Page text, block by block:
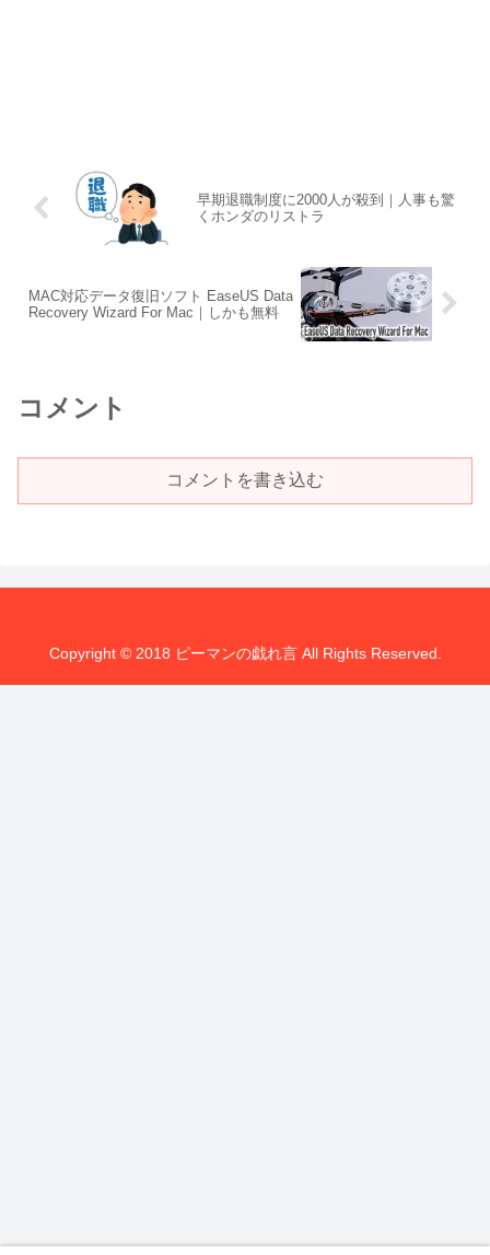
早期退職制度に2000人が殺到｜人事も驚
くホンダのリストラ
MAC対応データ復旧ソフト EaseUS Data
Recovery Wizard For Mac｜しかも無料
コメント
コメントを書き込む
Copyright © 2018 ピーマンの戯れ言 All Rights Reserved.